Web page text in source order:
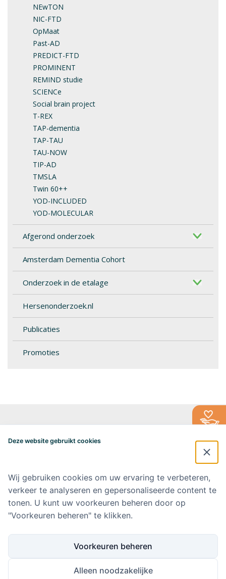
NEwTON
NIC-FTD
OpMaat
Past-AD
PREDICT-FTD
PROMINENT
REMIND studie
SCIENCe
Social brain project
T-REX
TAP-dementia
TAP-TAU
TAU-NOW
TIP-AD
TMSLA
Twin 60++
YOD-INCLUDED
YOD-MOLECULAR
Afgerond onderzoek
Amsterdam Dementia Cohort
Onderzoek in de etalage
Hersenonderzoek.nl
Publicaties
Promoties
Postbus 7057
alzheimercentrum@amsterdamumc.nl
Doneer via: NL 42 INGB 0006 9052 76 Ten name van: Stichting Steun
Alzheimercentrum Amsterdam
Amsterdam UMC
Deze website gebruikt cookies
Wij gebruiken cookies om uw ervaring te verbeteren,
verkeer te analyseren en gepersonaliseerde content te
tonen. U kunt uw voorkeuren beheren door op
"Voorkeuren beheren" te klikken.
Voorkeuren beheren
Alleen noodzakelijke